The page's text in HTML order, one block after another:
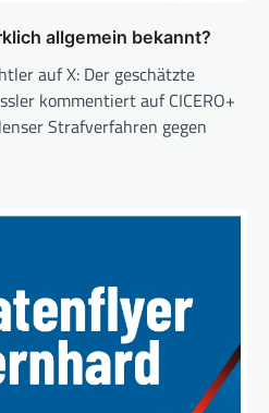
allgemein bekannt?
auf X: Der geschätzte
kommentiert auf CICERO+
Strafverfahren gegen